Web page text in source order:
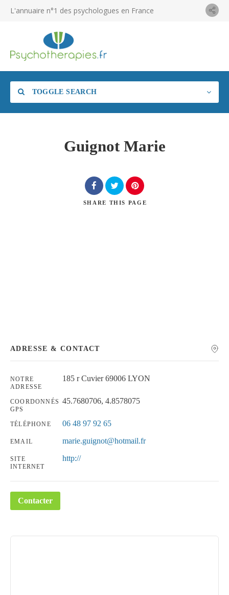
L'annuaire n°1 des psychologues en France
TOGGLE SEARCH
Guignot Marie
SHARE THIS PAGE
ADRESSE & CONTACT
NOTRE
ADRESSE
185 r Cuvier 69006 LYON
COORDONNÉS
GPS
45.7680706, 4.8578075
TÉLÉPHONE 06 48 97 92 65
EMAIL marie.guignot@hotmail.fr
SITE
INTERNET
http://
Contacter